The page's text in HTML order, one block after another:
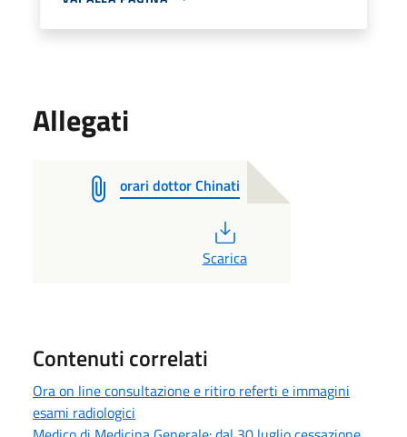
Allegati
orari dottor Chinati
Scarica
Contenuti correlati
Ora on line consultazione e ritiro referti e immagini
esami radiologici